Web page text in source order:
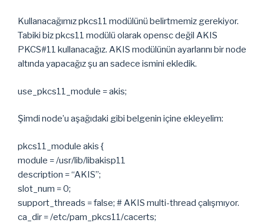
Kullanacağımız pkcs11 modülünü belirtmemiz gerekiyor.
Tabiki biz pkcs11 modülü olarak opensc değil AKIS
PKCS#11 kullanacağız. AKIS modülünün ayarlarını bir node
altında yapacağız şu an sadece ismini ekledik.
use_pkcs11_module = akis;
Şimdi node’u aşağıdaki gibi belgenin içine ekleyelim:
pkcs11_module akis {
module = /usr/lib/libakisp11
description = “AKIS”;
slot_num = 0;
support_threads = false; # AKIS multi-thread çalışmıyor.
ca_dir = /etc/pam_pkcs11/cacerts;